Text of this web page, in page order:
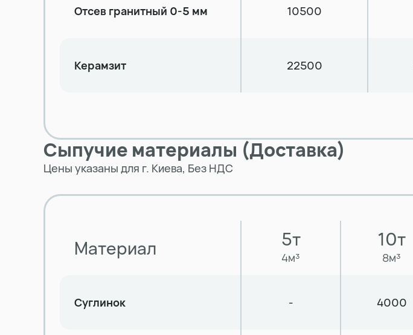
Отсев гранитный 0-5 мм 10500
Керамзит 22500
Сыпучие материалы (Доставка)
Цены указаны для г. Киева, Без НДС
Материал 5т
4м³
10т
8м³
Суглинок - 4000